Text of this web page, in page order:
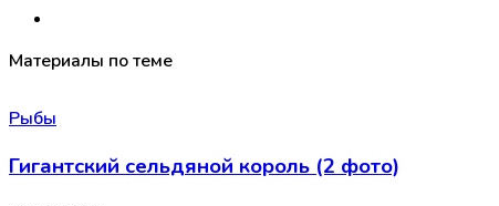
Материалы по теме
Рыбы
Гигантский сельдяной король (2 фото)